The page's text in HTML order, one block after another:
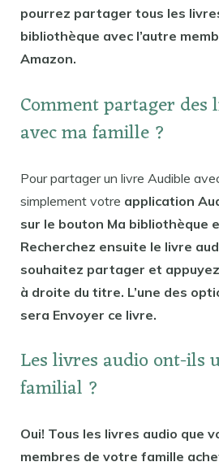
pourrez partager tous les
bibliothèque avec l’autre
Amazon.
Comment partager des
avec ma famille ?
Pour partager un livre Audible
simplement votre application
sur le bouton Ma bibliothèque
Recherchez ensuite le livre
souhaitez partager et
à droite du titre. L’une des
sera Envoyer ce livre.
Les livres audio ont-ils
familial ?
Oui! Tous les livres audio que
membres de votre famille